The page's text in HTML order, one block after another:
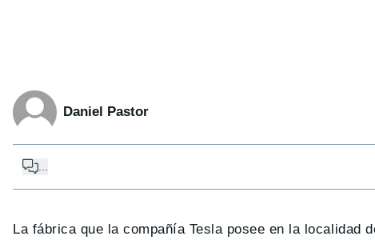
Daniel Pastor
La fábrica que la compañía Tesla posee en la localidad